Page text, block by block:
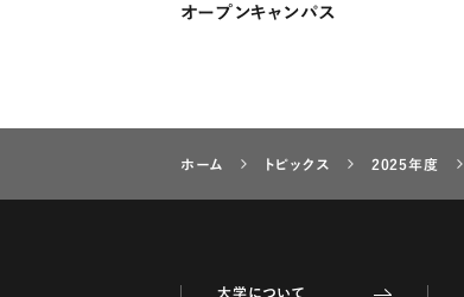
オープンキャンパス
ホーム トピックス 2025年度
大学について